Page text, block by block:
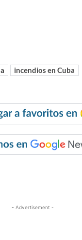
incendios en Cuba
- Advertisement -